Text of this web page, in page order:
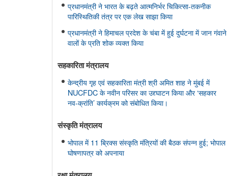
प्रधानमंत्री ने भारत के बढ़ते आत्मनिर्भर चिकित्सा-तकनीक
पारिस्थितिकी तंत्र पर एक लेख साझा किया
प्रधानमंत्री ने हिमाचल प्रदेश के चंबा में हुई दुर्घटना में जान गंवाने
वालों के प्रति शोक व्यक्त किया
सहकारिता मंत्रालय
केन्द्रीय गृह एवं सहकारिता मंत्री श्री अमित शाह ने मुंबई में
NUCFDC के नवीन परिसर का उद्द्घाटन किया और ‘सहकार
नव-क्रांति’ कार्यक्रम को संबोधित किया।
संस्‍कृति मंत्रालय
भोपाल में 11 ब्रिक्स संस्कृति मंत्रियों की बैठक संपन्न हुई; भोपाल
घोषणापत्र को अपनाया